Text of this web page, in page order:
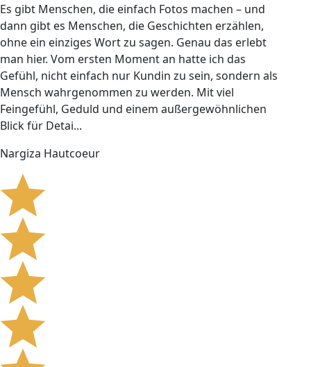
Es gibt Menschen, die einfach Fotos machen – und
dann gibt es Menschen, die Geschichten erzählen,
ohne ein einziges Wort zu sagen. Genau das erlebt
man hier. Vom ersten Moment an hatte ich das
Gefühl, nicht einfach nur Kundin zu sein, sondern als
Mensch wahrgenommen zu werden. Mit viel
Feingefühl, Geduld und einem außergewöhnlichen
Blick für Detai...
Nargiza Hautcoeur